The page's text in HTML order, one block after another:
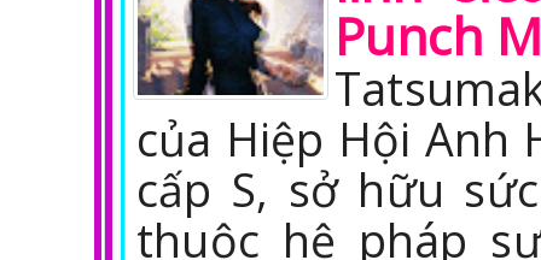
Punch
của Hiệp Hội Anh
cấp S, sở hữu
thuộc hệ pháp